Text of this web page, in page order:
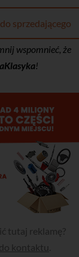
sprzedającego
wspomnieć, że
!
tutaj reklamę?
kontaktu